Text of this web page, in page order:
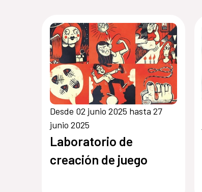
Desde 02 junio 2025 hasta 27
junio 2025
Laboratorio de
creación de juego